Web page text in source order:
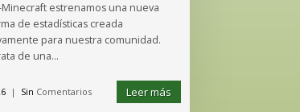
estrenamos una nueva
de estadísticas creada
para nuestra comunidad.
de una...
| Sin Comentarios Leer más